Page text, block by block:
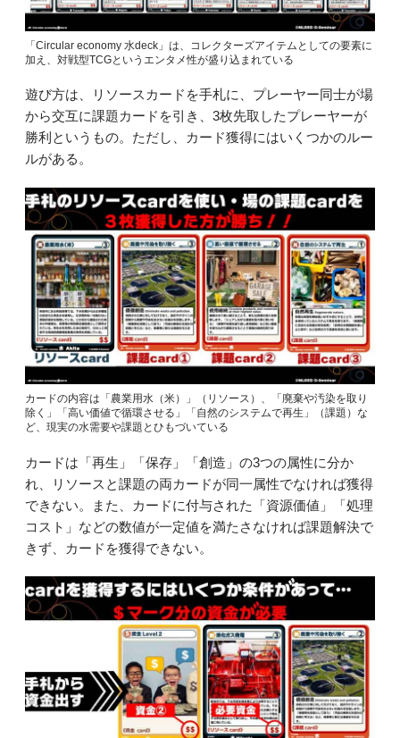
「Circular economy 水deck」は、コレクターズアイテムとしての要素に
加え、対戦型TCGというエンタメ性が盛り込まれている
遊び方は、リソースカードを手札に、プレーヤー同士が場
から交互に課題カードを引き、3枚先取したプレーヤーが
勝利というもの。ただし、カード獲得にはいくつかのルー
ルがある。
カードの内容は「農業用水（米）」（リソース）、「廃棄や汚染を取り
除く」「高い価値で循環させる」「自然のシステムで再生」（課題）な
ど、現実の水需要や課題とひもづいている
カードは「再生」「保存」「創造」の3つの属性に分か
れ、リソースと課題の両カードが同一属性でなければ獲得
できない。また、カードに付与された「資源価値」「処理
コスト」などの数値が一定値を満たさなければ課題解決で
きず、カードを獲得できない。